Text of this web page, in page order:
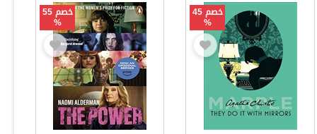
خصم 45
%
خصم 55
%